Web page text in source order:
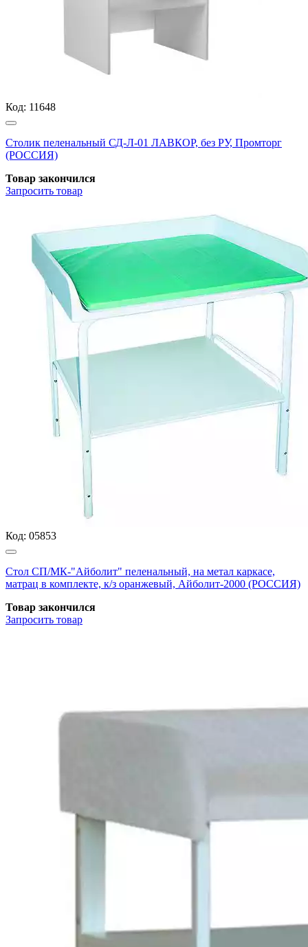
Код: 11648
Столик пеленальный СД-Л-01 ЛАВКОР, без РУ, Промторг
(РОССИЯ)
Товар закончился
Запросить товар
Код: 05853
Стол СП/МК-"Айболит" пеленальный, на метал каркасе,
матрац в комплекте, к/з оранжевый, Айболит-2000 (РОССИЯ)
Товар закончился
Запросить товар